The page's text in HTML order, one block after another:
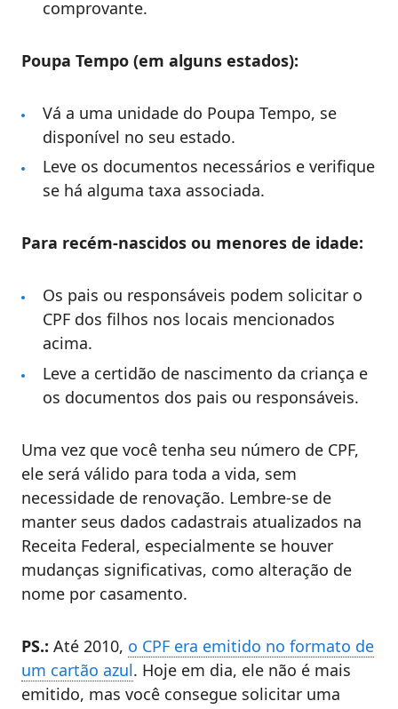
comprovante.
Poupa Tempo (em alguns estados):
Vá a uma unidade do Poupa Tempo, se
disponível no seu estado.
Leve os documentos necessários e verifique
se há alguma taxa associada.
Para recém-nascidos ou menores de idade:
Os pais ou responsáveis podem solicitar o
CPF dos filhos nos locais mencionados
acima.
Leve a certidão de nascimento da criança e
os documentos dos pais ou responsáveis.
Uma vez que você tenha seu número de CPF,
ele será válido para toda a vida, sem
necessidade de renovação. Lembre-se de
manter seus dados cadastrais atualizados na
Receita Federal, especialmente se houver
mudanças significativas, como alteração de
nome por casamento.
PS.: Até 2010, o CPF era emitido no formato de
um cartão azul. Hoje em dia, ele não é mais
emitido, mas você consegue solicitar uma